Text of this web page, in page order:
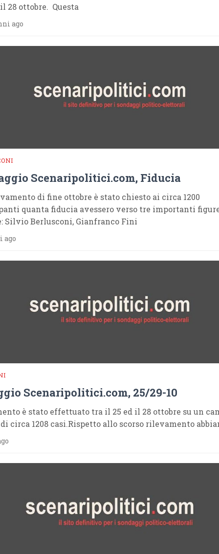
28 ottobre. Questa
ago
Scenaripolitici.com, Fiducia
di fine ottobre è stato chiesto ai circa 1200
quanta fiducia avessero verso tre importanti
Silvio Berlusconi, Gianfranco Fini
ago
Scenaripolitici.com, 25/29-10
è stato effettuato tra il 25 ed il 28 ottobre su un
circa 1208 casi.Rispetto allo scorso rilevamento